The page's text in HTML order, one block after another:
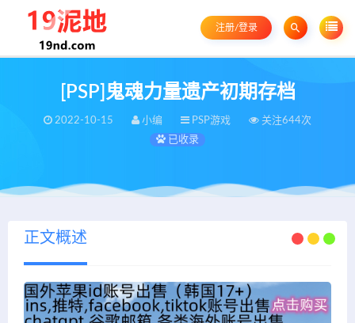
注册/登录
[PSP]鬼魂力量遗产初期存档
2022-10-15 小编 PSP游戏
关注644次
已收录
正文概述